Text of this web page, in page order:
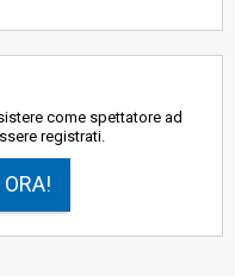
come spettatore ad
registrati.